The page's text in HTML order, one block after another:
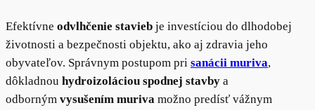
Efektívne odvlhčenie stavieb je investíciou do dlhodobej
životnosti a bezpečnosti objektu, ako aj zdravia jeho
obyvateľov. Správnym postupom pri sanácii muriva,
dôkladnou hydroizoláciou spodnej stavby a
odborným vysušením muriva možno predísť vážnym